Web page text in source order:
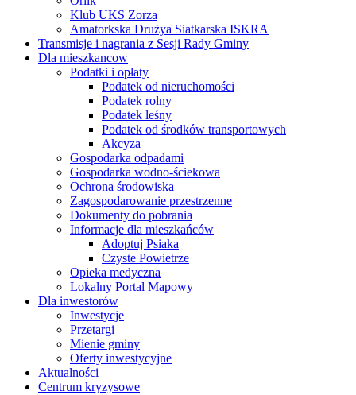
Klub UKS Zorza
Amatorkska Drużya Siatkarska ISKRA
Transmisje i nagrania z Sesji Rady Gminy
Dla mieszkancow
Podatki i opłaty
Podatek od nieruchomości
Podatek rolny
Podatek leśny
Podatek od środków transportowych
Akcyza
Gospodarka odpadami
Gospodarka wodno-ściekowa
Ochrona środowiska
Zagospodarowanie przestrzenne
Dokumenty do pobrania
Informacje dla mieszkańców
Adoptuj Psiaka
Czyste Powietrze
Opieka medyczna
Lokalny Portal Mapowy
Dla inwestorów
Inwestycje
Przetargi
Mienie gminy
Oferty inwestycyjne
Aktualności
Centrum kryzysowe